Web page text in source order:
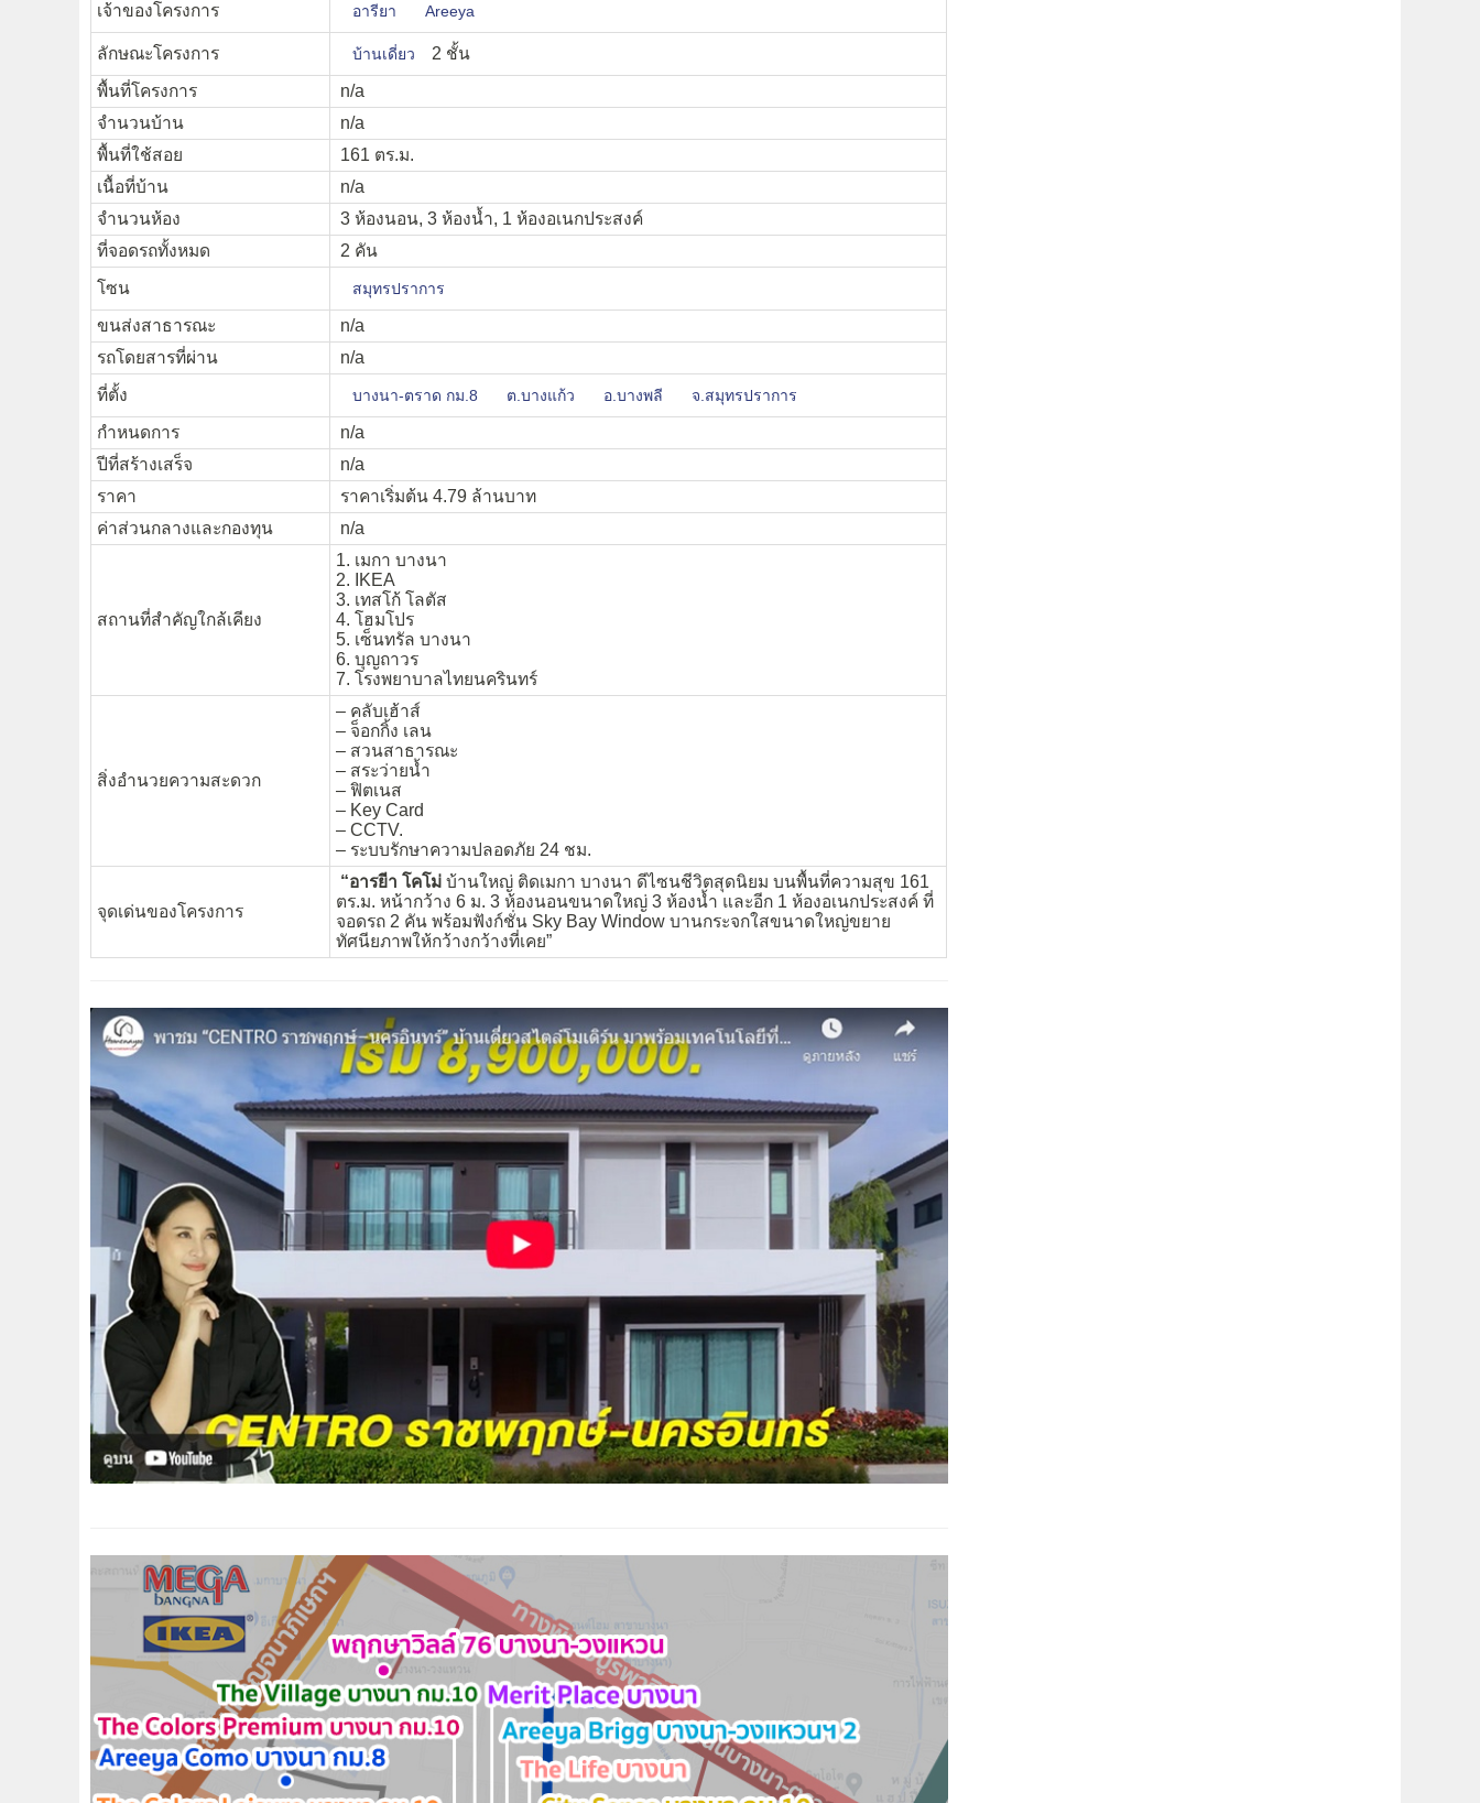
เจ้าของโครงการ อารียา Areeya
ลักษณะโครงการ บ้านเดี่ยว
2 ชั้น
พื้นที่โครงการ
n/a
จำนวนบ้าน
n/a
พื้นที่ใช้สอย
161 ตร.ม.
เนื้อที่บ้าน
n/a
จำนวนห้อง
3 ห้องนอน, 3 ห้องน้ำ, 1 ห้องอเนกประสงค์
ที่จอดรถทั้งหมด
2 คัน
โซน
สมุทรปราการ
ขนส่งสาธารณะ
n/a
รถโดยสารที่ผ่าน
n/a
ที่ตั้ง
บางนา-ตราด กม.8 ต.บางแก้ว อ.บางพลี จ.สมุทรปราการ
กำหนดการ
n/a
ปีที่สร้างเสร็จ
n/a
ราคา
ราคาเริ่มต้น 4.79 ล้านบาท
ค่าส่วนกลางและกองทุน
n/a
สถานที่สำคัญใกล้เคียง
1. เมกา บางนา
2. IKEA
3. เทสโก้ โลตัส
4. โฮมโปร
5. เซ็นทรัล บางนา
6. บุญถาวร
7. โรงพยาบาลไทยนครินทร์
สิ่งอำนวยความสะดวก
– คลับเฮ้าส์
– จ็อกกิ้ง เลน
– สวนสาธารณะ
– สระว่ายน้ำ
– ฟิตเนส
– Key Card
– CCTV.
– ระบบรักษาความปลอดภัย 24 ชม.
จุดเด่นของโครงการ
“อารยีา โคโม่ บ้านใหญ่ ติดเมกา บางนา ดีไซนชีวิตสุดนิยม บนพื้นที่ความสุข 161
ตร.ม. หน้ากว้าง 6 ม. 3 ห้องนอนขนาดใหญ่ 3 ห้องน้ำ และอีก 1 ห้องอเนกประสงค์ ที่
จอดรถ 2 คัน พร้อมฟังก์ชั่น Sky Bay Window บานกระจกใสขนาดใหญ่ขยาย
ทัศนียภาพให้กว้างกว้างที่เคย”